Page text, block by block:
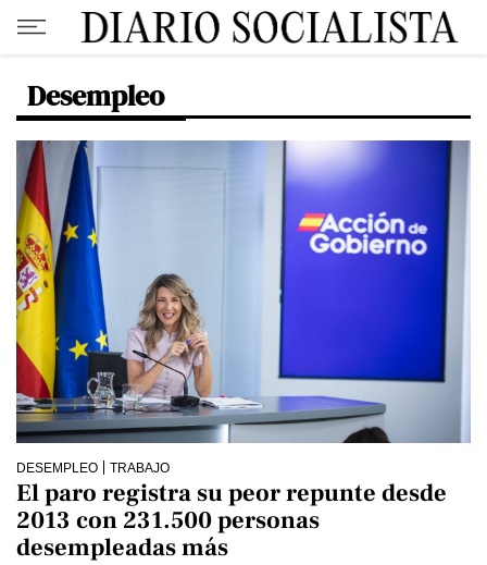
Desempleo
DESEMPLEO TRABAJO
El paro registra su peor repunte desde
2013 con 231.500 personas
desempleadas más